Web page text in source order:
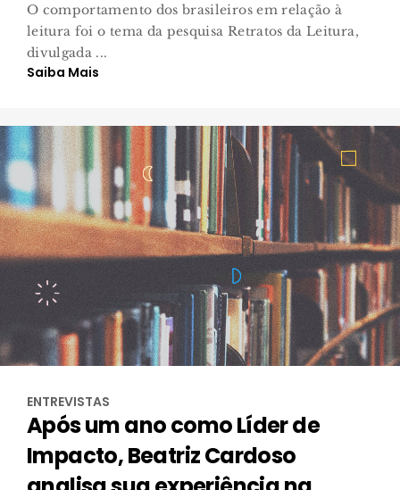
O comportamento dos brasileiros em relação à
leitura foi o tema da pesquisa Retratos da Leitura,
divulgada ...
Saiba Mais
ENTREVISTAS
Após um ano como Líder de
Impacto, Beatriz Cardoso